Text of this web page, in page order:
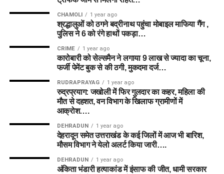
CHAMOLI 1 year ago
श्रद्धालुओं को ठगने बद्रीनाथ पहुंचा मोबाइल माफिया गैंग ,
पुलिस ने 6 को रंगे हाथों पकड़ा…
CRIME 1 year ago
कारोबारी को सेल्समैन ने लगाया 9 लाख से ज्यादा का चूना,
फर्जी पेमेंट बुक से की ठगी, मुकदमा दर्ज…
RUDRAPRAYAG 1 year ago
रुद्रप्रयाग: जखोली में फिर गुलदार का कहर, महिला की
मौत से दहशत, वन विभाग के खिलाफ ग्रामीणों में
आक्रोश….
DEHRADUN 1 year ago
देहरादून समेत उत्तराखंड के कई जिलों में आज भी बारिश,
मौसम विभाग ने येलो अलर्ट किया जारी….
DEHRADUN 1 year ago
अंकिता भंडारी हत्याकांड में इंसाफ की जीत, धामी सरकार